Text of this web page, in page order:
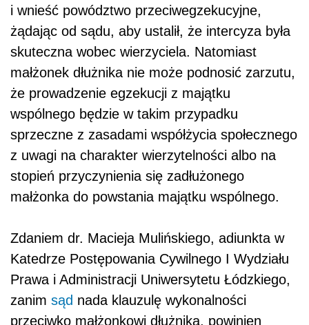
i wnieść powództwo przeciwegzekucyjne,
żądając od sądu, aby ustalił, że intercyza była
skuteczna wobec wierzyciela. Natomiast
małżonek dłużnika nie może podnosić zarzutu,
że prowadzenie egzekucji z majątku
wspólnego będzie w takim przypadku
sprzeczne z zasadami współżycia społecznego
z uwagi na charakter wierzytelności albo na
stopień przyczynienia się zadłużonego
małżonka do powstania majątku wspólnego.
Zdaniem dr. Macieja Mulińskiego, adiunkta w
Katedrze Postępowania Cywilnego I Wydziału
Prawa i Administracji Uniwersytetu Łódzkiego,
zanim sąd nada klauzulę wykonalności
przeciwko małżonkowi dłużnika, powinien